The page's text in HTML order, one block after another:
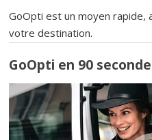
GoOpti est un moyen
votre destination.
GoOpti en 90